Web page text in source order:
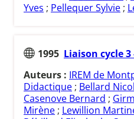
Yves ; Pellequer Sylvie ;
1995 Liaison cycle 3
Auteurs : IREM de
Didactique ; Bellard
Casenove Bernard ;
Mirène ; Lewillion